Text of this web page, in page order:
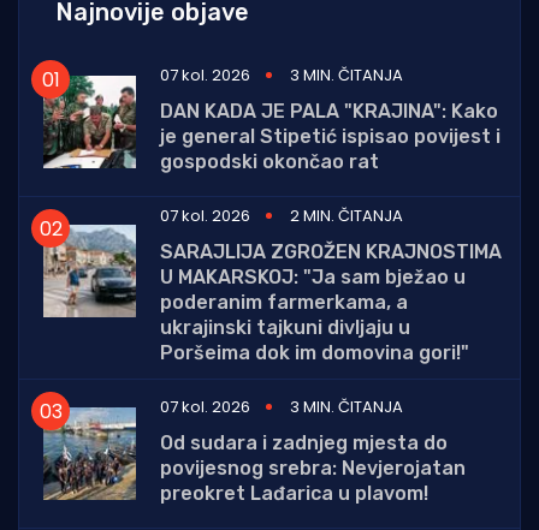
Najnovije objave
07 kol. 2026
3 MIN. ČITANJA
DAN KADA JE PALA "KRAJINA": Kako
je general Stipetić ispisao povijest i
gospodski okončao rat
07 kol. 2026
2 MIN. ČITANJA
SARAJLIJA ZGROŽEN KRAJNOSTIMA
U MAKARSKOJ: "Ja sam bježao u
poderanim farmerkama, a
ukrajinski tajkuni divljaju u
Poršeima dok im domovina gori!"
07 kol. 2026
3 MIN. ČITANJA
Od sudara i zadnjeg mjesta do
povijesnog srebra: Nevjerojatan
preokret Lađarica u plavom!